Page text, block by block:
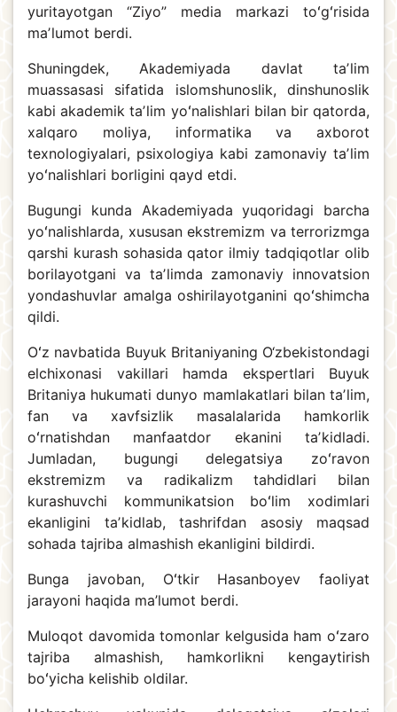
yuritayotgan “Ziyo” media markazi toʻgʻrisida
maʼlumot berdi.
Shuningdek, Akademiyada davlat taʼlim
muassasasi sifatida islomshunoslik, dinshunoslik
kabi akademik taʼlim yoʻnalishlari bilan bir qatorda,
xalqaro moliya, informatika va axborot
texnologiyalari, psixologiya kabi zamonaviy taʼlim
yoʻnalishlari borligini qayd etdi.
Bugungi kunda Akademiyada yuqoridagi barcha
yoʻnalishlarda, xususan ekstremizm va terrorizmga
qarshi kurash sohasida qator ilmiy tadqiqotlar olib
borilayotgani va taʼlimda zamonaviy innovatsion
yondashuvlar amalga oshirilayotganini qoʻshimcha
qildi.
Oʻz navbatida Buyuk Britaniyaning O‘zbekistondagi
elchixonasi vakillari hamda ekspertlari Buyuk
Britaniya hukumati dunyo mamlakatlari bilan taʼlim,
fan va xavfsizlik masalalarida hamkorlik
oʻrnatishdan manfaatdor ekanini taʼkidladi.
Jumladan, bugungi delegatsiya zoʻravon
ekstremizm va radikalizm tahdidlari bilan
kurashuvchi kommunikatsion boʻlim xodimlari
ekanligini taʼkidlab, tashrifdan asosiy maqsad
sohada tajriba almashish ekanligini bildirdi.
Bunga javoban, Oʻtkir Hasanboyev faoliyat
jarayoni haqida ma’lumot berdi.
Muloqot davomida tomonlar kelgusida ham oʻzaro
tajriba almashish, hamkorlikni kengaytirish
boʻyicha kelishib oldilar.